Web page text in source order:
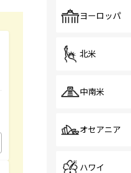
ヨーロッパ
北米
中南米
オセアニア
ハワイ